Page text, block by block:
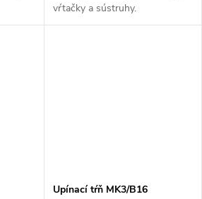
vŕtačky a sústruhy.
Upínací tŕň MK3/B16